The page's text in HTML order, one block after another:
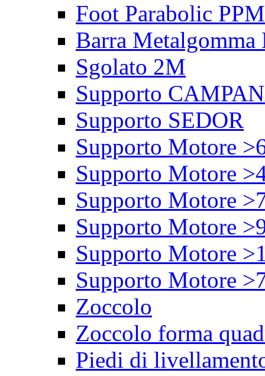
Foot Parabolic PPM
Barra Metalgomma
Sgolato 2M
Supporto
Supporto SEDOR
Supporto Motore
Supporto Motore
Supporto Motore
Supporto Motore
Supporto Motore
Supporto Motore
Zoccolo
Zoccolo forma
Piedi di